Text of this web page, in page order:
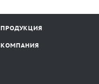
ПРОДУКЦИЯ
КОМПАНИЯ